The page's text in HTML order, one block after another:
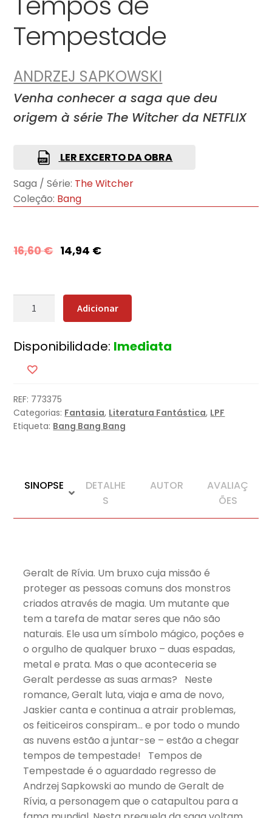
Tempestade
ANDRZEJ SAPKOWSKI
Venha conhecer a saga que deu
origem à série The Witcher da NETFLIX
LER EXCERTO DA OBRA
Saga / Série: The Witcher
Coleção: Bang
16,60€ 14,94 €
Quantidade
de
Tempestade
Adicionar
Disponibilidade: Imediata
REF: 773375
Categorias: Fantasia, Literatura Fantástica, LPF
Etiqueta: Bang Bang Bang
SINOPSE
DETALHE
S
AUTOR
AVALIAÇ
ÕES
Geralt de Rívia. Um bruxo cuja missão é
proteger as pessoas comuns dos monstros
criados através de magia. Um mutante que
tem a tarefa de matar seres que não são
naturais. Ele usa um símbolo mágico, poções e
o orgulho de qualquer bruxo – duas espadas,
metal e prata. Mas o que aconteceria se
Geralt perdesse as suas armas? Neste
romance, Geralt luta, viaja e ama de novo,
Jaskier canta e continua a atrair problemas,
os feiticeiros conspiram… e por todo o mundo
as nuvens estão a juntar-se – estão a chegar
tempos de tempestade! Tempos de
Tempestade é o aguardado regresso de
Andrzej Sapkowski ao mundo de Geralt de
Rívia, a personagem que o catapultou para a